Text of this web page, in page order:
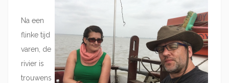
Na een
flinke tijd
varen, de
rivier is
trouwens